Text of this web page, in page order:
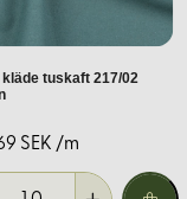
inom
tuskaft 217/02
SEK /m